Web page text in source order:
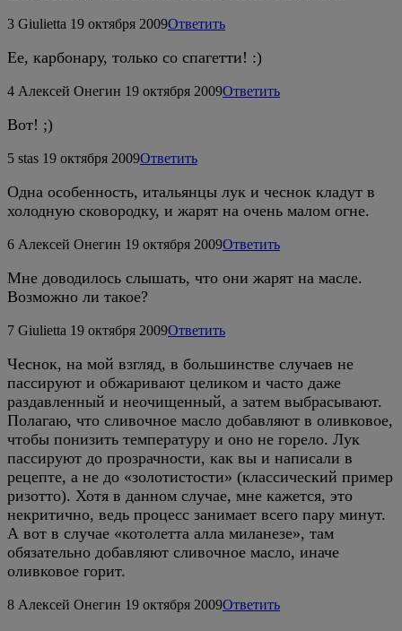
3 Giulietta 19 октября 2009Ответить
Ее, карбонару, только со спагетти! :)
4 Алексей Онегин 19 октября 2009Ответить
Вот! ;)
5 stas 19 октября 2009Ответить
Одна особенность, итальянцы лук и чеснок кладут в
холодную сковородку, и жарят на очень малом огне.
6 Алексей Онегин 19 октября 2009Ответить
Мне доводилось слышать, что они жарят на масле.
Возможно ли такое?
7 Giulietta 19 октября 2009Ответить
Чеснок, на мой взгляд, в большинстве случаев не
пассируют и обжаривают целиком и часто даже
раздавленный и неочищенный, а затем выбрасывают.
Полагаю, что сливочное масло добавляют в оливковое,
чтобы понизить температуру и оно не горело. Лук
пассируют до прозрачности, как вы и написали в
рецепте, а не до «золотистости» (классический пример
ризотто). Хотя в данном случае, мне кажется, это
некритично, ведь процесс занимает всего пару минут.
А вот в случае «котолетта алла миланезе», там
обязательно добавляют сливочное масло, иначе
оливковое горит.
8 Алексей Онегин 19 октября 2009Ответить